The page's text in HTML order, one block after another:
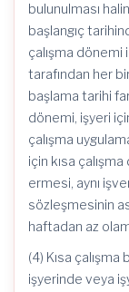
bulunulması
başlangıç
çalışma dönemi
tarafından her
başlama tarihi
dönemi, işyeri
çalışma
için kısa
ermesi, aynı
sözleşmesinin
haftadan az
(4) Kısa
işyerinde veya